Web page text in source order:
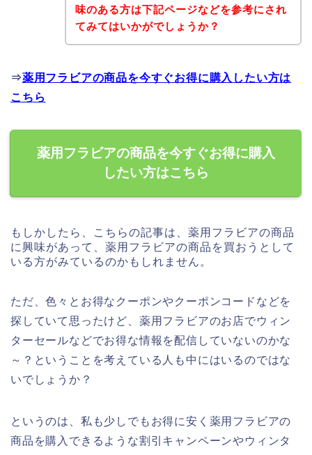
味のある方は下記ページなどを参考にされ
てみてはいかがでしょうか？
⇒薬用フラビアの商品を今すぐお得に購入したい方は
こちら
薬用フラビアの商品を今すぐお得に購入
したい方はこちら
もしかしたら、こちらの記事は、薬用フラビアの商品
に興味があって、薬用フラビアの商品を買おうとして
いる方がみているのかもしれません。
ただ、色々とお得なクーポンやクーポンコードなどを
探していて思ったけど、薬用フラビアのお店でウィン
ターセールなどでお得な情報を配信していないのかな
～？ということを考えている人も中にはいるのではな
いでしょうか？
というのは、私も少しでもお得に安く薬用フラビアの
商品を購入できるような割引キャンペーンやウィンタ